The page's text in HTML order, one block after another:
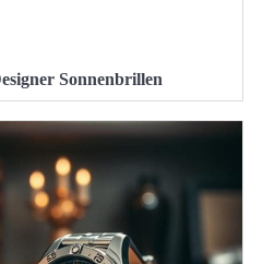
Sonnenbrillen